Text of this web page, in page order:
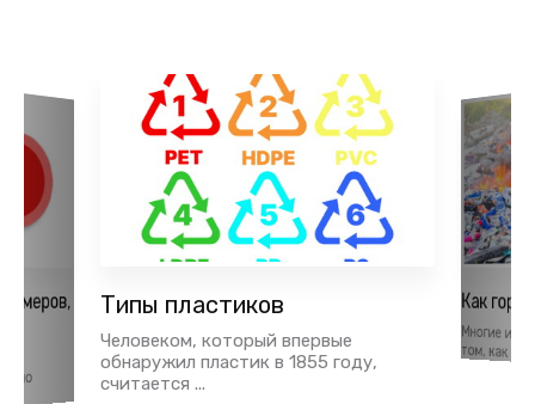
Типы пластиков
Человеком, который впервые
обнаружил пластик в 1855 году,
считается ...
Как
Многие из
том, как